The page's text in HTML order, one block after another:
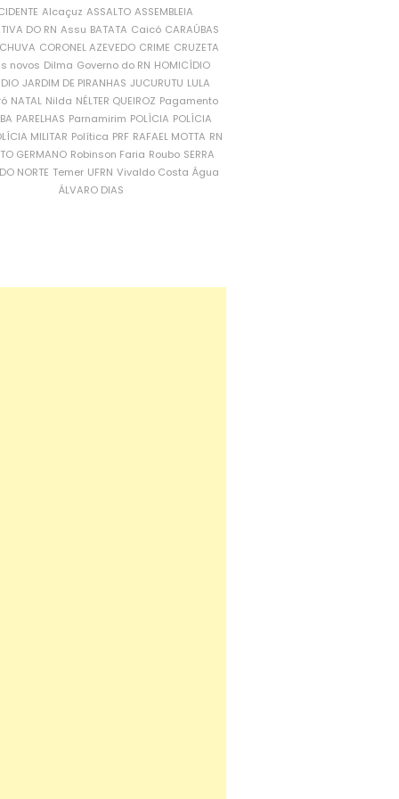
Alcaçuz ASSALTO ASSEMBLEIA
DO RN Assu BATATA Caicó CARAÚBAS
CORONEL AZEVEDO CRIME CRUZETA
novos Dilma Governo do RN HOMICÍDIO
JARDIM DE PIRANHAS JUCURUTU LULA
NATAL Nilda NÉLTER QUEIROZ Pagamento
PARELHAS Parnamirim POLÍCIA POLÍCIA
MILITAR Política PRF RAFAEL MOTTA RN
GERMANO Robinson Faria Roubo SERRA
NORTE Temer UFRN Vivaldo Costa Água
ÁLVARO DIAS